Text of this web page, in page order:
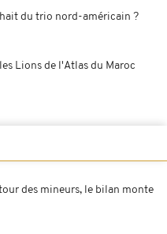
du trio nord-américain ?
Lions de l'Atlas du Maroc
des mineurs, le bilan monte